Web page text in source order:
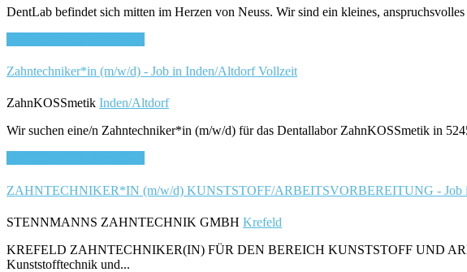
DentLab befindet sich mitten im Herzen von Neuss. Wir sind ein kleines,
Zahntechniker*in (m/w/d) - Job in Inden/AltdorfVollzeit
ZahnKOSSmetik Inden/Altdorf
Wir suchen eine/n Zahntechniker*in (m/w/d) für das Dentallabor ZahnKOSSmetik in
ZAHNTECHNIKER*IN (m/w/d) KUNSTSTOFF/ARBEITSVORBEREITUNG - Job
STENNMANNS ZAHNTECHNIK GMBH Krefeld
KREFELD ZAHNTECHNIKER(IN) FÜR DEN BEREICH KUNSTSTOFF UND
Kunststofftechnik und...